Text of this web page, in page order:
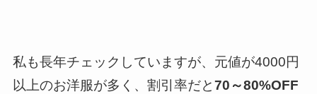
私も長年チェックしていますが、元値が4000円
以上のお洋服が多く、割引率だと70～80%OFF